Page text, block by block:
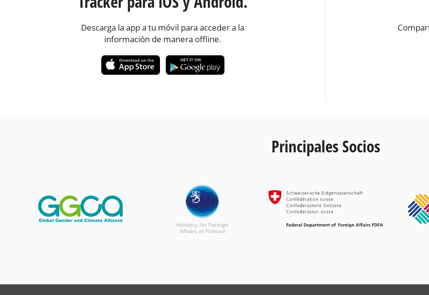
Descarga la app a tu móvil para acceder a la
información de manera offline.
Principales Socios